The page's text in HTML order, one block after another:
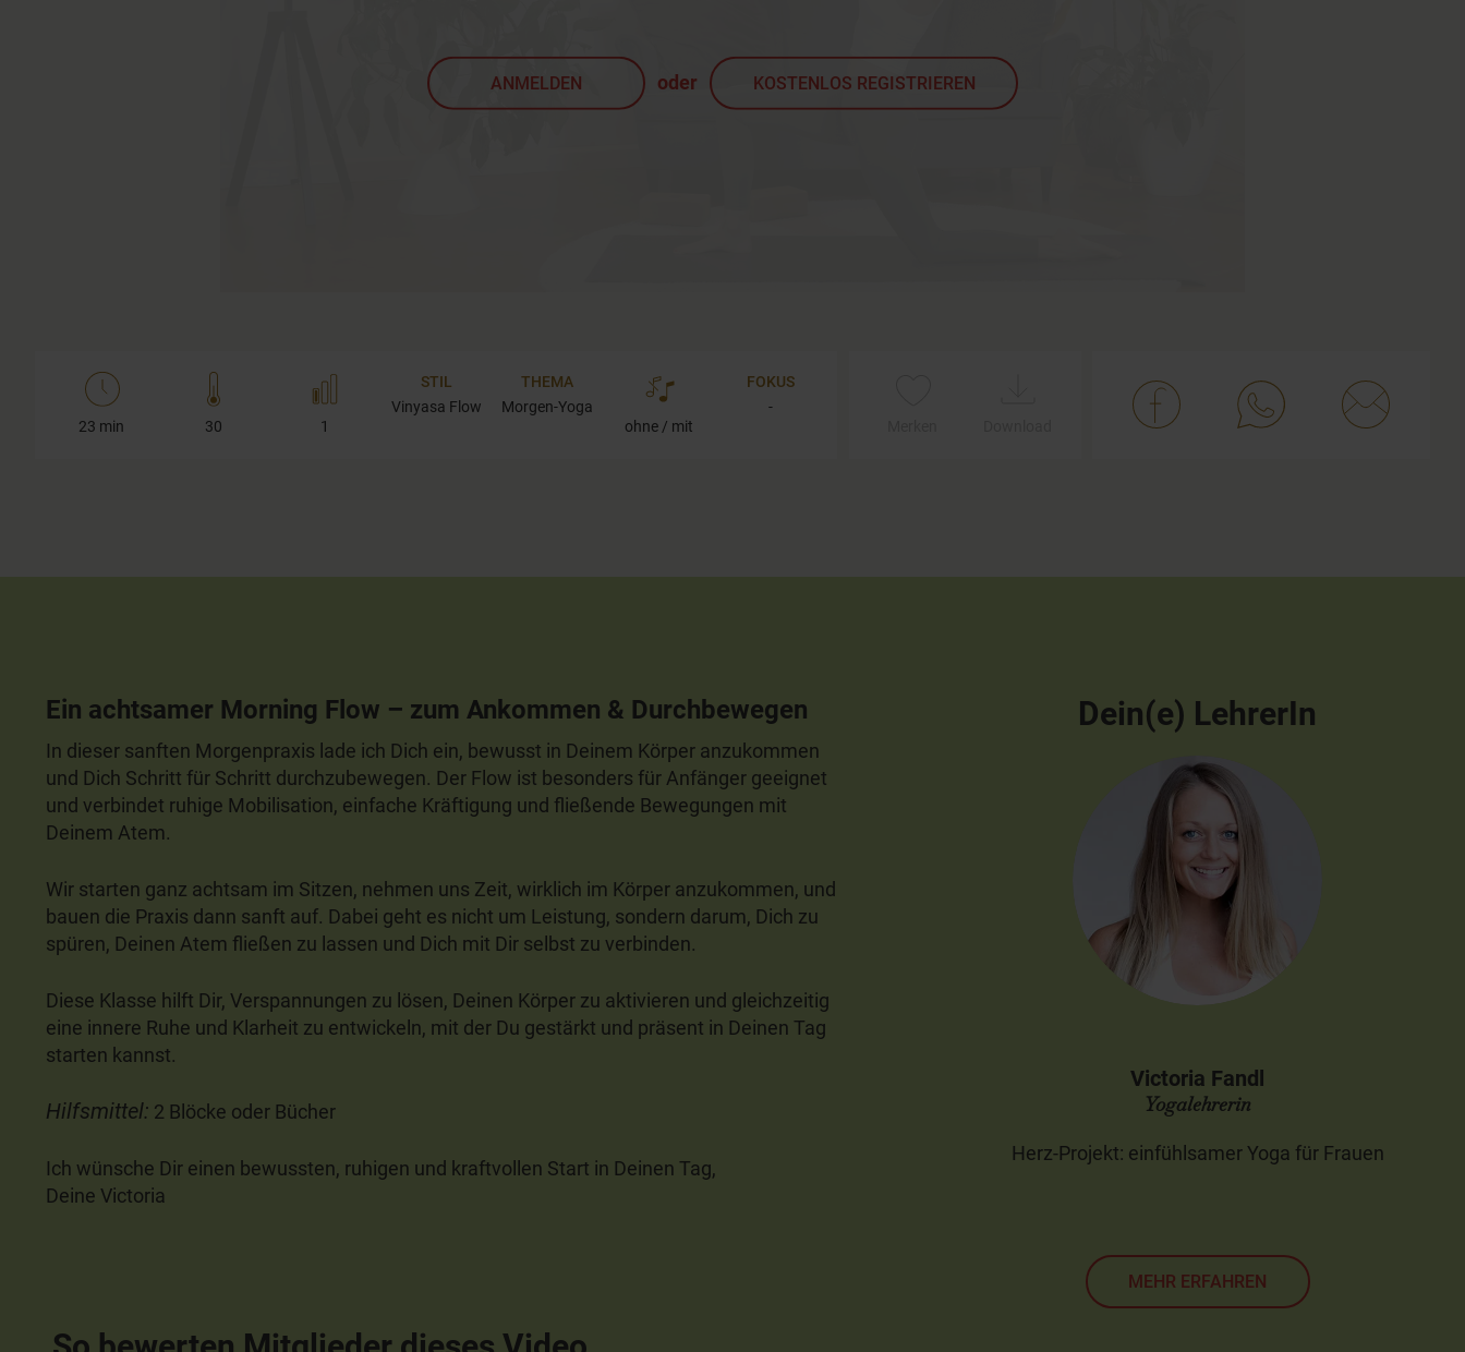
ANMELDEN oder KOSTENLOS REGISTRIEREN
23 min 30 1
STIL
Vinyasa Flow
THEMA
Morgen-Yoga
ohne / mit
FOKUS
-
Ein achtsamer Morning Flow – zum Ankommen & Durchbewegen
In dieser sanften Morgenpraxis lade ich Dich ein, bewusst in Deinem Körper anzukommen
und Dich Schritt für Schritt durchzubewegen. Der Flow ist besonders für Anfänger geeignet
und verbindet ruhige Mobilisation, einfache Kräftigung und fließende Bewegungen mit
Deinem Atem.
Wir starten ganz achtsam im Sitzen, nehmen uns Zeit, wirklich im Körper anzukommen, und
bauen die Praxis dann sanft auf. Dabei geht es nicht um Leistung, sondern darum, Dich zu
spüren, Deinen Atem fließen zu lassen und Dich mit Dir selbst zu verbinden.
Diese Klasse hilft Dir, Verspannungen zu lösen, Deinen Körper zu aktivieren und gleichzeitig
eine innere Ruhe und Klarheit zu entwickeln, mit der Du gestärkt und präsent in Deinen Tag
starten kannst.
Hilfsmittel: 2 Blöcke oder Bücher
Ich wünsche Dir einen bewussten, ruhigen und kraftvollen Start in Deinen Tag,
Deine Victoria
Dein(e) LehrerIn
Victoria Fandl
Yogalehrerin
Herz-Projekt: einfühlsamer Yoga für Frauen
MEHR ERFAHREN